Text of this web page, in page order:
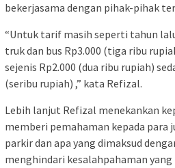
bekerjasama dengan pihak-pihak
“Untuk tarif masih seperti tahun
truk dan bus Rp3.000 (tiga ribu
sejenis Rp2.000 (dua ribu rupiah)
(seribu rupiah) ,” kata Refizal.
Lebih lanjut Refizal menekankan
memberi pemahaman kepada para
parkir dan apa yang dimaksud
menghindari kesalahpahaman